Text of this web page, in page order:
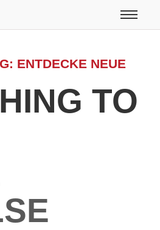
ENTDECKE NEUE
TO